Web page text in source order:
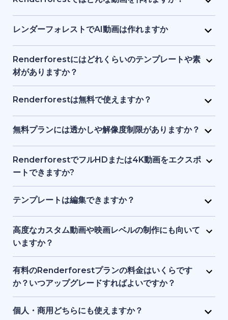
います。
デアを入力するだけで、プラットフォーム側がビジュ
アル、タイミング、構成を処理します。デザインや動
Renderforest は、マーケティング動画、解説動画、
プレゼン資料、イントロ動画、教育用コンテンツ、
ト、ストック映像、AI 生成画像やアニメーションな
ど、目的に応じてアニメーション動画・実写動画のど
ちらも制作できます。
レンダーフォレストでAI動画は作れますか
はい。Renderforest の生成系AIは、テキストやアイ
デアをフル動画に変換します。AI生成アニメーショ
ン、ストック素材シーン、AI生成画像などを使った動
画ストーリーテリングが可能です。
Renderforestにはどれくらいのテンプレートや素
材がありますか？
Renderforest には数千点におよぶ事前デザイン済み
動画テンプレートと、豊富なストック動画、画像、音
随時追加されるため、常に最新かつプロ品質の素材を
利用できます。
Renderforestは無料で使えますか？
はい。Renderforestには無料プランがあり、基本的な
テンプレートやツールにアクセスできます。ただし、
度も有料プランより制限されます。
無料プランには透かしや解像度制限がありますか？
はい。無料プランで作成した動画にはRenderforestの
透かしが入り、標準解像度での書き出しとなります。
有料プランでは透かしが削除され、フルHDや4Kなど
高品質で書き出せます。
RenderforestでフルHDまたは4K動画をエクスポ
ートできますか?
はい。有料プランでフルHDや4Kエクスポートが可能
です。無料プランでは透かし付き、標準画質になりま
テンプレートは編集できますか？
はい。すべてのテンプレートは、テキスト、カラー、
ロゴ、音楽、その他の素材で自由に編集できます。ブ
ランドアイデンティティやプロジェクトに合わせた調
整が可能です。
高度なカスタム動画や映画レベルの制作にも向いて
いますか？
Renderforest は、構造化されたセミカスタム動画に
最適で、フルスケールのシネマティック制作向けでは
ありません。プロ品質の制作を簡素化しますが、ハイ
エンドのアニメーションスタジオや高度なポストプロ
ダクションツールの完全な代替とはなりません。
有料のRenderforestプランの料金はいくらです
か？いつアップグレードすればよいですか？
有料プランは手頃な月額料金から利用でき、料金は動
画の長さ、書き出し品質、ストレージ容量で変動しま
個人・商用どちらにも使えますか？